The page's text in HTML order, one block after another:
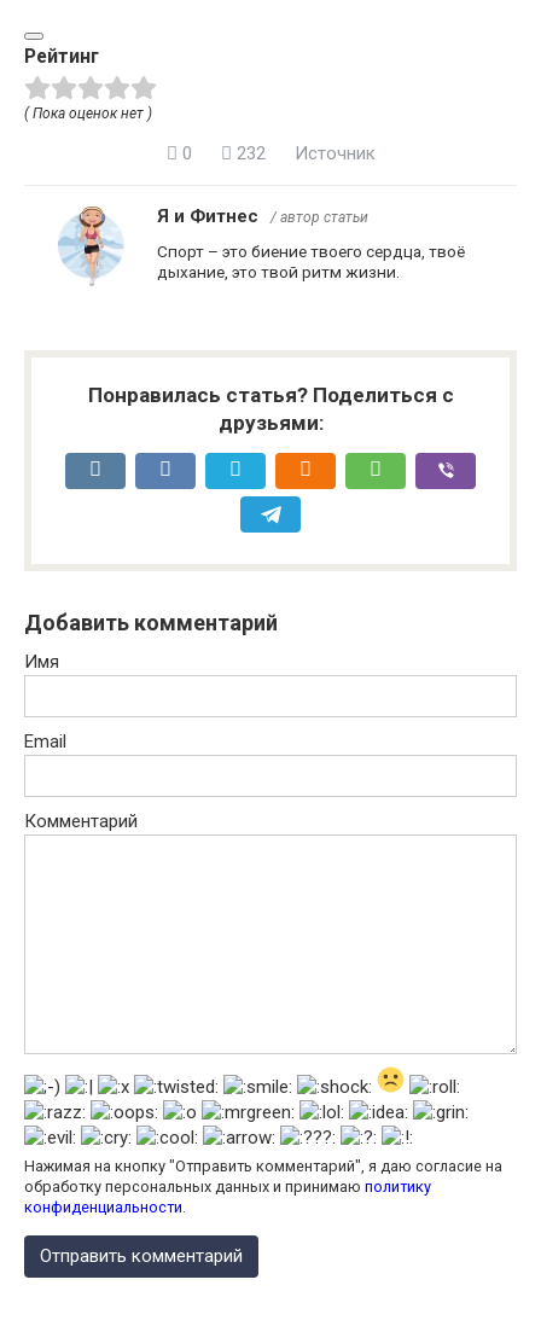
Рейтинг
( Пока оценок нет )
0 232 Источник
Я и Фитнес / автор статьи
Спорт – это биение твоего сердца, твоё
дыхание, это твой ритм жизни.
Понравилась статья? Поделиться с
друзьями:
Добавить комментарий
Имя
Email
Комментарий
Нажимая на кнопку "Отправить комментарий", я даю согласие на
обработку персональных данных и принимаю политику
конфиденциальности.